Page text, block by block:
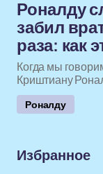
Роналду
забил
раза: как
Когда мы
Криштиану
Роналду
Избранное